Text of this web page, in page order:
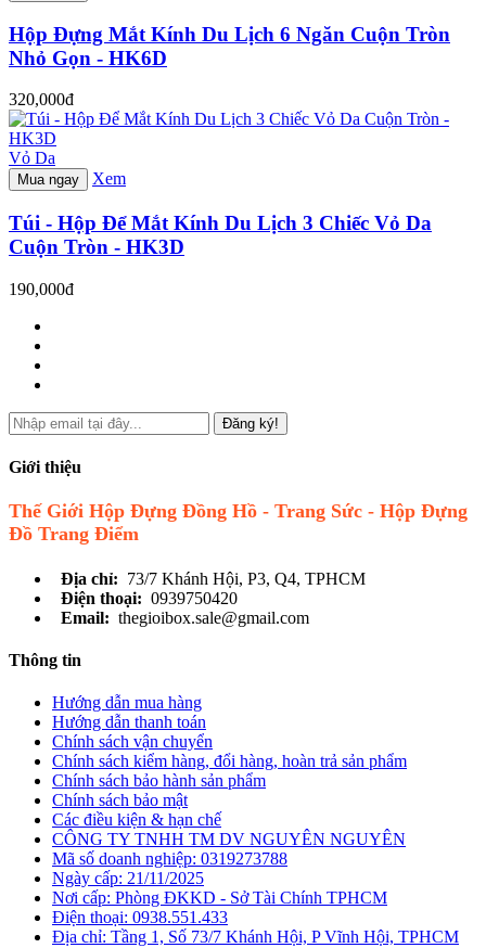
Hộp Đựng Mắt Kính Du Lịch 6 Ngăn Cuộn Tròn
Nhỏ Gọn - HK6D
320,000đ
Vỏ Da
Mua ngay Xem
Túi - Hộp Để Mắt Kính Du Lịch 3 Chiếc Vỏ Da
Cuộn Tròn - HK3D
190,000đ
Đăng ký!
Giới thiệu
Thế Giới Hộp Đựng Đồng Hồ - Trang Sức - Hộp Đựng
Đồ Trang Điểm
Địa chỉ: 73/7 Khánh Hội, P3, Q4, TPHCM
Điện thoại: 0939750420
Email: thegioibox.sale@gmail.com
Thông tin
Hướng dẫn mua hàng
Hướng dẫn thanh toán
Chính sách vận chuyển
Chính sách kiểm hàng, đổi hàng, hoàn trả sản phẩm
Chính sách bảo hành sản phẩm
Chính sách bảo mật
Các điều kiện & hạn chế
CÔNG TY TNHH TM DV NGUYÊN NGUYÊN
Mã số doanh nghiệp: 0319273788
Ngày cấp: 21/11/2025
Nơi cấp: Phòng ĐKKD - Sở Tài Chính TPHCM
Điện thoại: 0938.551.433
Địa chỉ: Tầng 1, Số 73/7 Khánh Hội, P Vĩnh Hội, TPHCM